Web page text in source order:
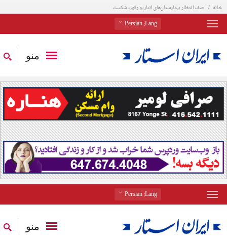
خانه صف انتظار بیمارستان‌های انتاریو رکورد شکست
Lang
: Persian
منو
Lang
: Persian
منو